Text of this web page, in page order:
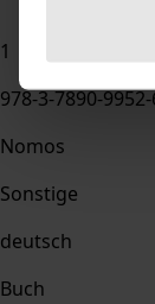
1
978-3-7890-
Nomos
Sonstige
deutsch
Buch